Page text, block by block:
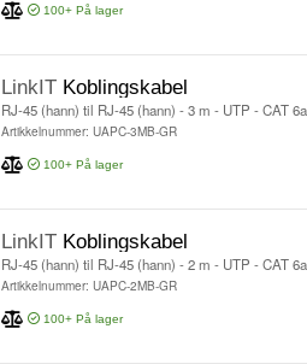
100+ På lager
LinkIT Koblingskabel
RJ-45 (hann) til RJ-45 (hann) - 3 m - UTP - CAT
Artikkelnummer: UAPC-3MB-GR
100+ På lager
LinkIT Koblingskabel
RJ-45 (hann) til RJ-45 (hann) - 2 m - UTP - CAT
Artikkelnummer: UAPC-2MB-GR
100+ På lager